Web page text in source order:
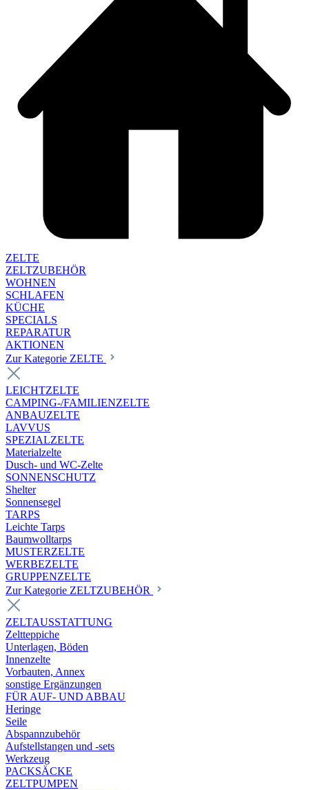
ZELTE
ZELTZUBEHÖR
WOHNEN
SCHLAFEN
KÜCHE
SPECIALS
REPARATUR
AKTIONEN
Zur Kategorie ZELTE
LEICHTZELTE
CAMPING-/FAMILIENZELTE
ANBAUZELTE
LAVVUS
SPEZIALZELTE
Materialzelte
Dusch- und WC-Zelte
SONNENSCHUTZ
Shelter
Sonnensegel
TARPS
Leichte Tarps
Baumwolltarps
MUSTERZELTE
WERBEZELTE
GRUPPENZELTE
Zur Kategorie ZELTZUBEHÖR
ZELTAUSSTATTUNG
Zeltteppiche
Unterlagen, Böden
Innenzelte
Vorbauten, Annex
sonstige Ergänzungen
FÜR AUF- UND ABBAU
Heringe
Seile
Abspannzubehör
Aufstellstangen und -sets
Werkzeug
PACKSÄCKE
ZELTPUMPEN